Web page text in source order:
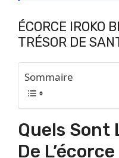
ÉCORCE IROKO
TRÉSOR DE
Sommaire
Quels Sont
De